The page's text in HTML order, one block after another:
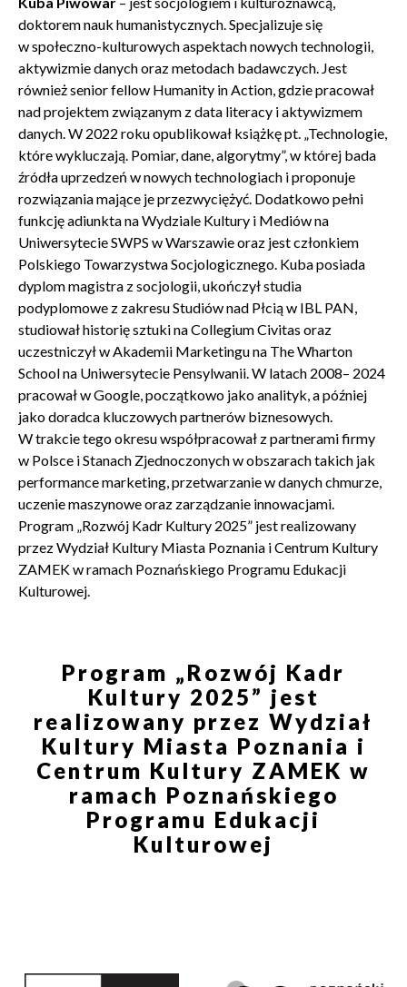
osobowych, które są zawarte w Polityce prywatności
WYŚLIJ
doktorem nauk humanistycznych. Specjalizuje się
w społeczno-kulturowych aspektach nowych technologii,
aktywizmie danych oraz metodach badawczych. Jest
również senior fellow Humanity in Action, gdzie pracował
nad projektem związanym z data literacy i aktywizmem
danych. W 2022 roku opublikował książkę pt. „Technologie,
które wykluczają. Pomiar, dane, algorytmy”, w której bada
źródła uprzedzeń w nowych technologiach i proponuje
rozwiązania mające je przezwyciężyć. Dodatkowo pełni
funkcję adiunkta na Wydziale Kultury i Mediów na
Uniwersytecie SWPS w Warszawie oraz jest członkiem
Polskiego Towarzystwa Socjologicznego. Kuba posiada
dyplom magistra z socjologii, ukończył studia
podyplomowe z zakresu Studiów nad Płcią w IBL PAN,
studiował historię sztuki na Collegium Civitas oraz
uczestniczył w Akademii Marketingu na The Wharton
School na Uniwersytecie Pensylwanii. W latach 2008– 2024
pracował w Google, początkowo jako analityk, a później
jako doradca kluczowych partnerów biznesowych.
W trakcie tego okresu współpracował z partnerami firmy
w Polsce i Stanach Zjednoczonych w obszarach takich jak
performance marketing, przetwarzanie w danych chmurze,
uczenie maszynowe oraz zarządzanie innowacjami.
Program „Rozwój Kadr Kultury 2025” jest realizowany
przez Wydział Kultury Miasta Poznania i Centrum Kultury
ZAMEK w ramach Poznańskiego Programu Edukacji
Kulturowej.
Program „Rozwój Kadr
Kultury 2025” jest
realizowany przez Wydział
Kultury Miasta Poznania i
Centrum Kultury ZAMEK w
ramach Poznańskiego
Programu Edukacji
Kulturowej